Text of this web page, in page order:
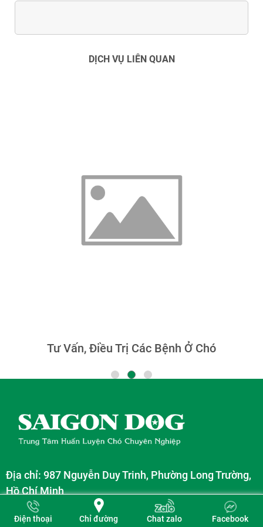
DỊCH VỤ LIÊN QUAN
Chăm Sóc Chó Dịp Lễ, Tết
Địa chỉ: 987 Nguyễn Duy Trinh, Phường Long Trường,
Hồ Chí Minh
Holine: 0933 55 44 99 - 0987 095 819
Email: trungtamhuanluyenchosaigondog@gmail.com
Điện thoại Chỉ đường Chat zalo Facebook